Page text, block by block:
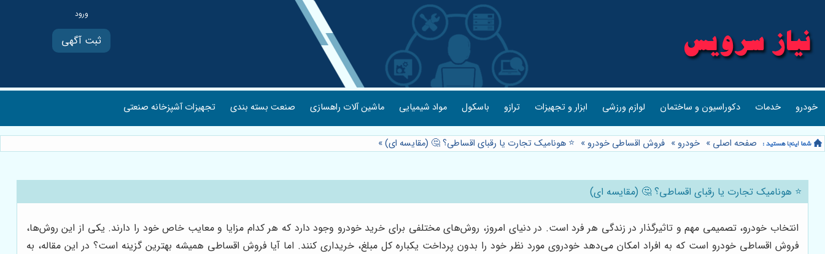
ثبت آگهی
خودرو خدمات دکوراسیون و ساختمان لوازم ورزشی ابزار و تجهیزات ترازو باسکول مواد شیمیایی ماشین آلات راهسازی صنعت بسته بندی تجهیزات آشپزخانه صنعتی
صفحه اصلی » خودرو » فروش اقساطی خودرو » ⭐️ هونامیک تجارت یا رقبای اقساطی؟ 🤔 (مقایسه ای)»
⭐️ هونامیک تجارت یا رقبای اقساطی؟ 🤔 (مقایسه ای)
انتخاب خودرو، تصمیمی مهم و تاثیرگذار در زندگی هر فرد است. در دنیای امروز، روش‌های مختلفی برای خرید خودرو وجود دارد که هر کدام مزایا و معایب خاص خود را دارند. یکی از این روش‌ها،
فروش اقساطی خودرو است که به افراد امکان می‌دهد خودروی مورد نظر خود را بدون پرداخت یکباره کل مبلغ، خریداری کنند. اما آیا فروش اقساطی همیشه بهترین گزینه است؟ در این مقاله، به